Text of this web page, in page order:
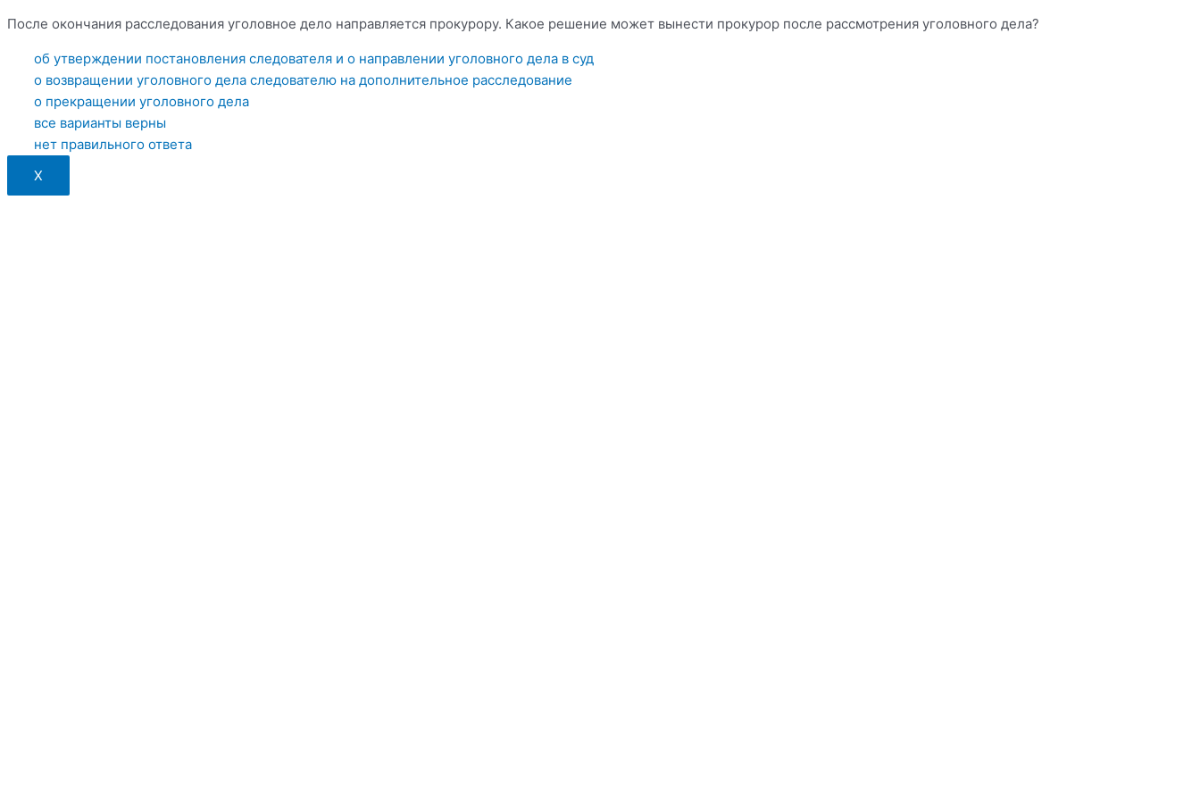
После окончания расследования уголовное дело направляется прокурору. Какое решение может вынести прокурор после рассмотрения уголовного дела?
об утверждении постановления следователя и о направлении уголовного дела в суд
о возвращении уголовного дела следователю на дополнительное расследование
о прекращении уголовного дела
все варианты верны
нет правильного ответа
X